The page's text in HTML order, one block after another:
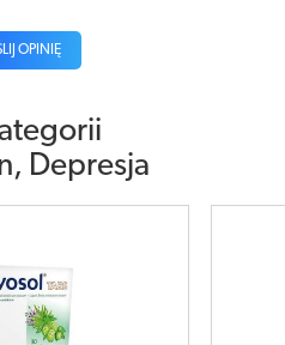
OPINIĘ
Depresja